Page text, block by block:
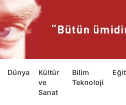
Dünya
Kültür
ve
Sanat
Bilim
Teknoloji